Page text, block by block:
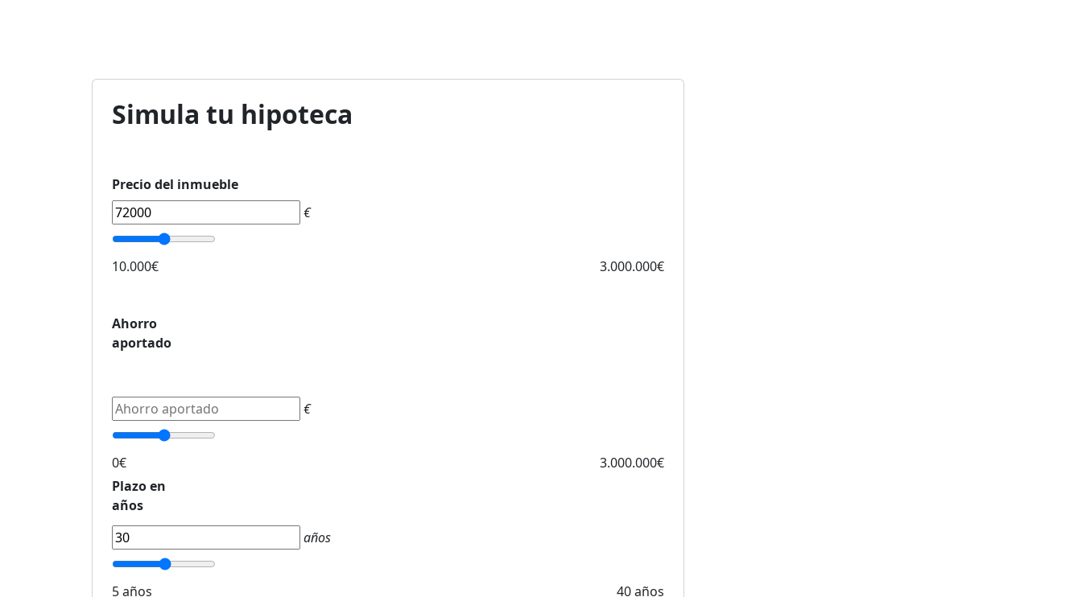
Simula tu hipoteca
Precio del inmueble
€
10.000€ 3.000.000€
Ahorro
aportado
€
0€
3.000.000€
Plazo en
años
años
5 años 40 años